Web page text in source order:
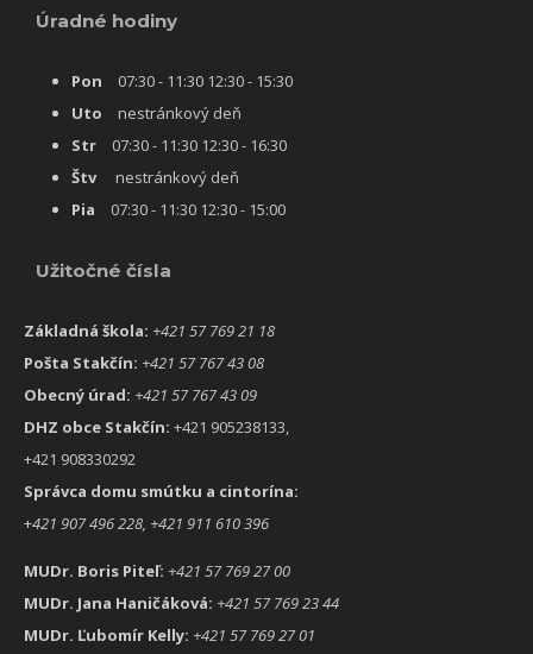
Úradné hodiny
Pon 07:30 - 11:30 12:30 - 15:30
Uto nestránkový deň
Str 07:30 - 11:30 12:30 - 16:30
Štvnestránkový deň
Pia 07:30 - 11:30 12:30 - 15:00
Užitočné čísla
Základná škola: +421 57 769 21 18
Pošta Stakčín: +421 57 767 43 08
Obecný úrad: +421 57 767 43 09
DHZ obce Stakčín: +421 905238133,
+421 908330292
Správca domu smútku a cintorína:
+421 907 496 228, +421 911 610 396
MUDr. Boris Piteľ: +421 57 769 27 00
MUDr. Jana Haničáková: +421 57 769 23 44
MUDr. Ľubomír Kelly: +421 57 769 27 01